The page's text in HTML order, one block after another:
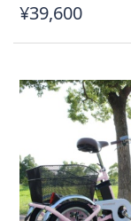
¥39,600